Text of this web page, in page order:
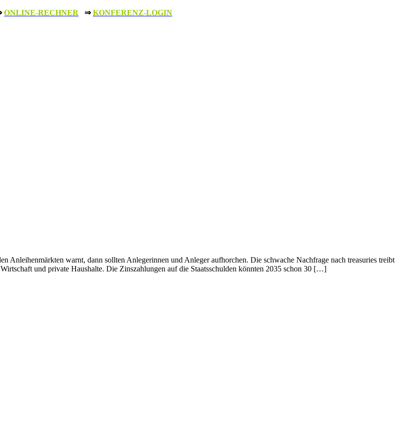
ONLINE-RECHNER ⇒ KONFERENZ-LOGIN
Anleihenmärkten warnt, dann sollten Anlegerinnen und Anleger aufhorchen. Die schwache Nachfrage nach treasuries treibt
und private Haushalte. Die Zinszahlungen auf die Staatsschulden könnten 2035 schon 30 […]